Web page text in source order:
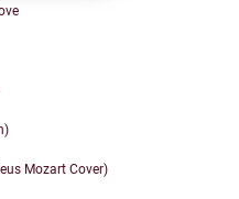
Mozart Cover)